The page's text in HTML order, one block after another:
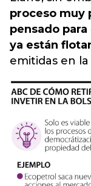
proceso muy
pensado
ya están
emitidas en la